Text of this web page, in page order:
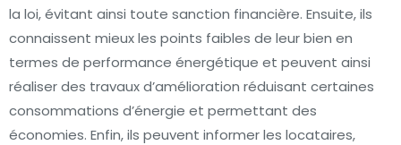
la loi, évitant ainsi toute sanction financière. Ensuite, ils
connaissent mieux les points faibles de leur bien en
termes de performance énergétique et peuvent ainsi
réaliser des travaux d’amélioration réduisant certaines
consommations d’énergie et permettant des
économies. Enfin, ils peuvent informer les locataires,